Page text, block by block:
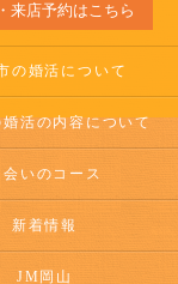
来店予約はこちら
の婚活について
活の内容について
会いのコース
新着情報
JM岡山